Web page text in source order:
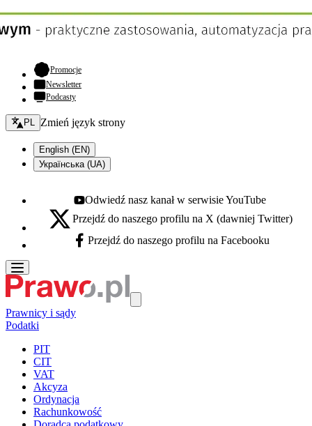
Promocje- otwiera się w nowej karcie
Newsletter
Podcasty
Zmień język - bieżący:
PL Zmień język strony
English (EN)
Українська (UA)
Youtube - otwiera się w nowej karcie
Odwiedź nasz kanał w serwisie YouTube
X - otwiera się w nowej karcie
Przejdź do naszego profilu na X (dawniej Twitter)
Facebook - otwiera się w nowej karcie
Przejdź do naszego profilu na Facebooku
Prawnicy i sądy
Podatki
PIT
CIT
VAT
Akcyza
Ordynacja
Rachunkowość